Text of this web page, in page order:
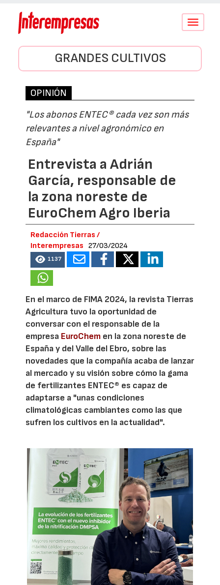
Conmutar
GRANDES CULTIVOS
OPINIÓN
"Los abonos ENTEC® cada vez son más
relevantes a nivel agronómico en
España"
Entrevista a Adrián
García, responsable de
la zona noreste de
EuroChem Agro Iberia
Redacción Tierras /
Interempresas
27/03/2024
1137
En el marco de FIMA 2024, la revista Tierras
Agricultura tuvo la oportunidad de
conversar con el responsable de la
empresa EuroChem en la zona noreste de
España y del Valle del Ebro, sobre las
novedades que la compañía acaba de lanzar
al mercado y su visión sobre cómo la gama
de fertilizantes ENTEC® es capaz de
adaptarse a "unas condiciones
climatológicas cambiantes como las que
sufren los cultivos en la actualidad".